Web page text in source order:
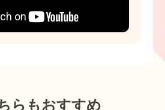
らもおすすめ